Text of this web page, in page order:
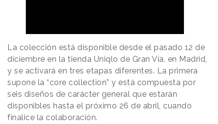
La colección está disponible desde el pasado 12 de
diciembre en la tienda Uniqlo de Gran Vía, en Madrid,
y se activará en tres etapas diferentes. La primera
supone la “core collection” y está compuesta por
seis diseños de carácter general que estarán
disponibles hasta el próximo 26 de abril, cuando
finalice la colaboración.